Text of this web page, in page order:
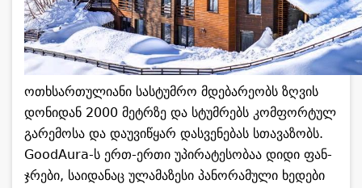
ოთხსარ­თუ­ლი­ა­ნი სას­ტუმ­რო მდე­ბა­რე­ობს ზღვის
დო­ნი­დან 2000 მეტრზე და სტუმ­რებს კომ­ფორ­ტულ
გა­რე­მო­სა და და­უ­ვი­წყარ დას­ვე­ნე­ბას სთა­ვა­ზობს.
GoodAura-ს ერთ-ერთი უპი­რა­ტე­სო­ბაა დიდი ფან­
ჯრე­ბი, სა­ი­და­ნაც ულა­მა­ზე­სი პა­ნო­რა­მუ­ლი ხე­დე­ბი